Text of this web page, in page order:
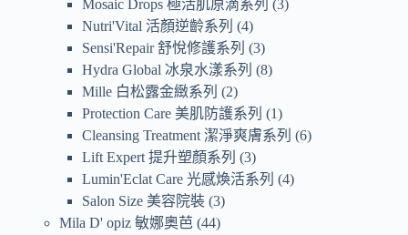
Mosaic Drops 極活肌原滴系列
3
Nutri'Vital 活顏逆齡系列
4
Sensi'Repair 舒悅修護系列
3
Hydra Global 冰泉水漾系列
8
Mille 白松露金緻系列
2
Protection Care 美肌防護系列
1
Cleansing Treatment 潔淨爽膚系列
6
Lift Expert 提升塑顏系列
3
Lumin'Eclat Care 光感煥活系列
4
Salon Size 美容院裝 3
Mila D' opiz 敏娜奧芭 44